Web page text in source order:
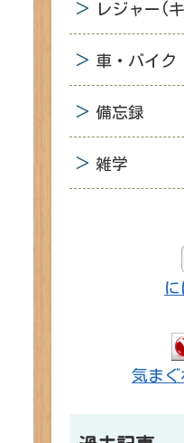
レジャー(
車・バイク
備忘録
雑学
気まぐ